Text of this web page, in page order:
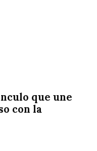
que une
con la